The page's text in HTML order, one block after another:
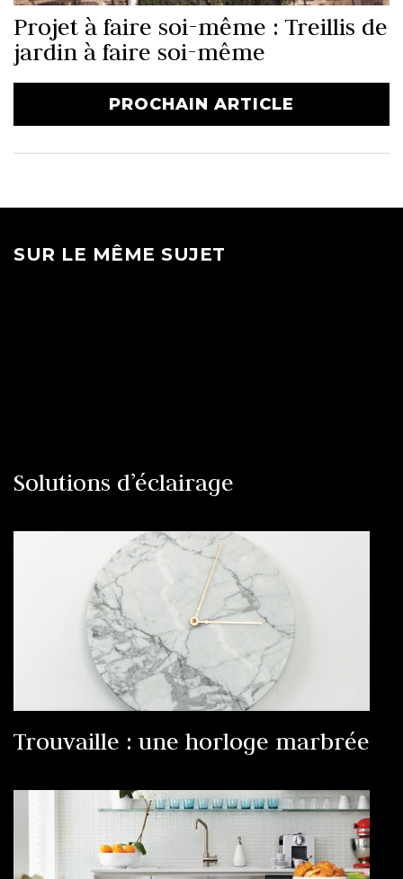
Projet à faire soi-même : Treillis de
jardin à faire soi-même
PROCHAIN ARTICLE
SUR LE MÊME SUJET
Solutions d’éclairage
Trouvaille : une horloge marbrée